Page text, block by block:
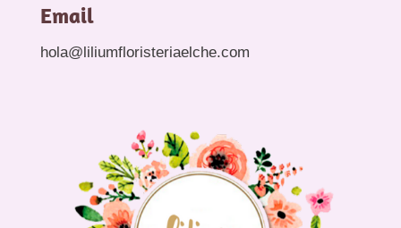
Email
hola@liliumfloristeriaelche.com